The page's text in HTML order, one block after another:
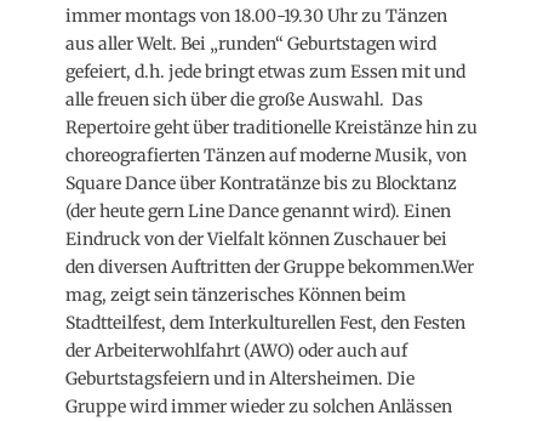
immer montags von 18.00-19.30 Uhr zu Tänzen
aus aller Welt. Bei „runden“ Geburtstagen wird
gefeiert, d.h. jede bringt etwas zum Essen mit und
alle freuen sich über die große Auswahl. Das
Repertoire geht über traditionelle Kreistänze hin zu
choreografierten Tänzen auf moderne Musik, von
Square Dance über Kontratänze bis zu Blocktanz
(der heute gern Line Dance genannt wird). Einen
Eindruck von der Vielfalt können Zuschauer bei
den diversen Auftritten der Gruppe bekommen.Wer
mag, zeigt sein tänzerisches Können beim
Stadtteilfest, dem Interkulturellen Fest, den Festen
der Arbeiterwohlfahrt (AWO) oder auch auf
Geburtstagsfeiern und in Altersheimen. Die
Gruppe wird immer wieder zu solchen Anlässen